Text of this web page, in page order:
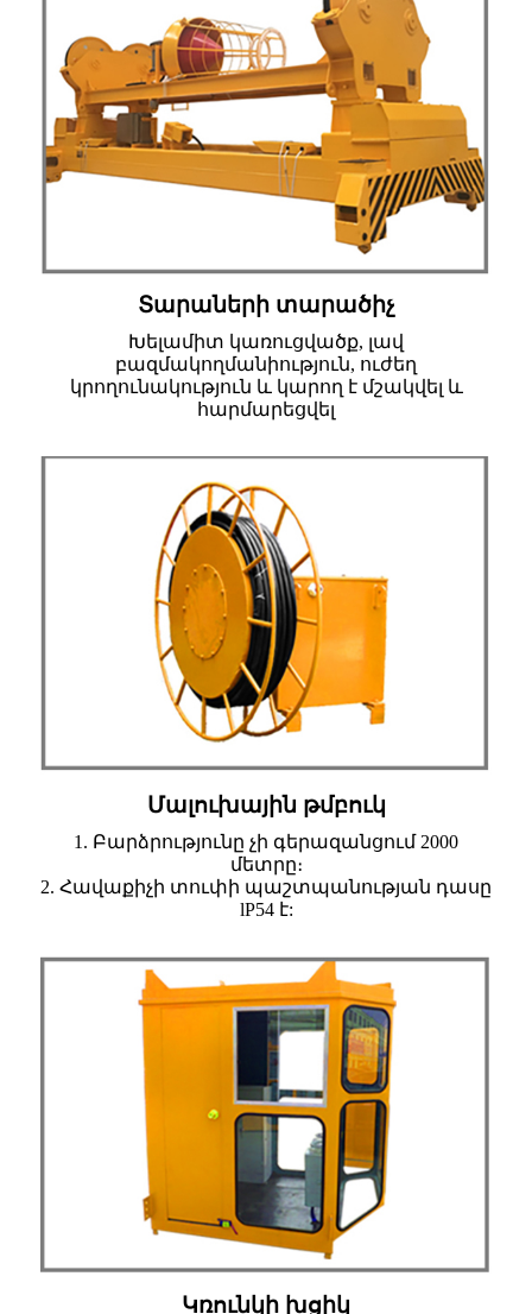
Տարաների տարածիչ
Խելամիտ կառուցվածք, լավ
բազմակողմանիություն, ուժեղ
կրողունակություն և կարող է մշակվել և
հարմարեցվել
Մալուխային թմբուկ
1. Բարձրությունը չի գերազանցում 2000
մետրը։
2. Հավաքիչի տուփի պաշտպանության դասը
lP54 է:
Կռունկի խցիկ